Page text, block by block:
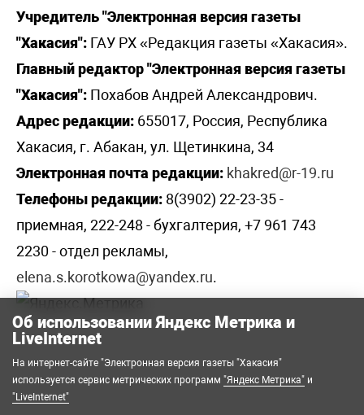
Учредитель "Электронная версия газеты
"Хакасия": ГАУ РХ «Редакция газеты «Хакасия».
Главный редактор "Электронная версия газеты
"Хакасия": Похабов Андрей Александрович.
Адрес редакции: 655017, Россия, Республика
Хакасия, г. Абакан, ул. Щетинкина, 34
Электронная почта редакции: khakred@r-19.ru
Телефоны редакции: 8(3902) 22-23-35 -
приемная, 222-248 - бухгалтерия, +7 961 743
2230 - отдел рекламы,
elena.s.korotkowa@yandex.ru.
Об использовании Яндекс Метрика и
LiveInternet
На интернет-сайте "Электронная версия газеты "Хакасия"
используется сервис метрических программ "Яндекс Метрика" и
"LiveInternet"